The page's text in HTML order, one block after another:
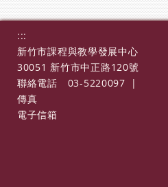
:::
新竹市課程與教學發展中心
30051 新竹市中正路120號
聯絡電話
03-5220097
|
傳真
電子信箱